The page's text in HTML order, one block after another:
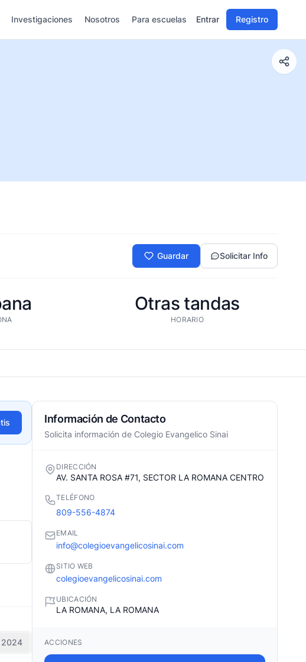
Investigaciones Nosotros Para escuelas Entrar Registro
Guardar Solicitar Info
Otras tandas
HORARIO
2024
Información de Contacto
Solicita información de Colegio Evangelico Sinai
DIRECCIÓN
AV. SANTA ROSA #71, SECTOR LA ROMANA CENTRO
TELÉFONO
809-556-4874
EMAIL
info@colegioevangelicosinai.com
SITIO WEB
colegioevangelicosinai.com
UBICACIÓN
LA ROMANA, LA ROMANA
ACCIONES